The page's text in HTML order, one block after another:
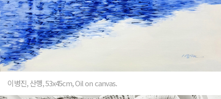
이병진, 산행, 53x45cm, Oil on canvas.